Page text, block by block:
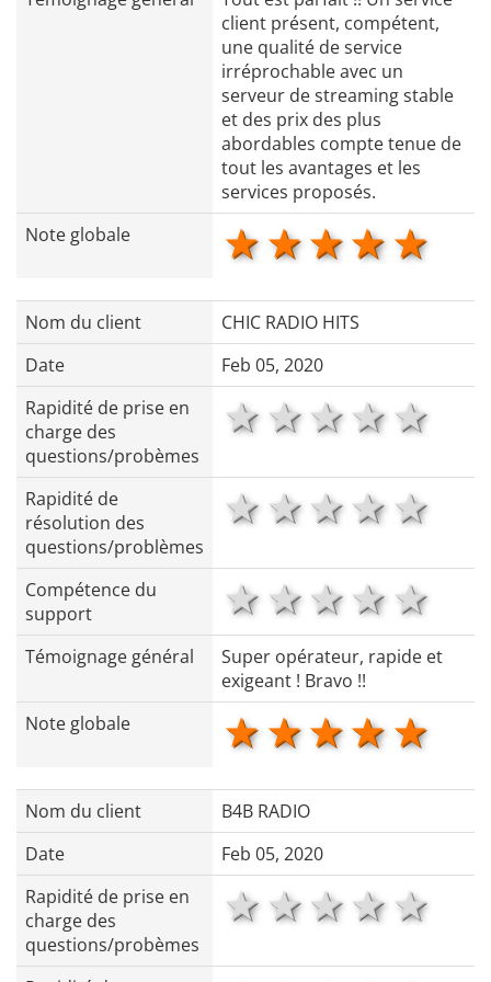
client présent, compétent,
une qualité de service
irréprochable avec un
serveur de streaming stable
et des prix des plus
abordables compte tenue de
tout les avantages et les
services proposés.
Note globale
4
3 stars
2 stars
1 star
Nom du client
CHIC RADIO HITS
Date
Feb 05, 2020
Rapidité de prise en
charge des
questions/probèmes
4
3 stars
2 stars
1 star
Rapidité de
résolution des
questions/problèmes
4
3 stars
2 stars
1 star
Compétence du
support
4
3 stars
2 stars
1 star
Témoignage général
Super opérateur, rapide et
exigeant ! Bravo !!
Note globale
4
3 stars
2 stars
1 star
Nom du client
B4B RADIO
Date
Feb 05, 2020
Rapidité de prise en
charge des
questions/probèmes
4
3 stars
2 stars
1 star